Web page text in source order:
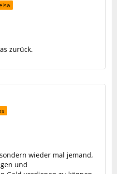
zurück.
wieder mal jemand,
und